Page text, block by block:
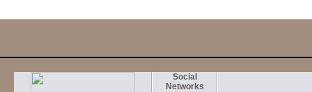
Social
Networks